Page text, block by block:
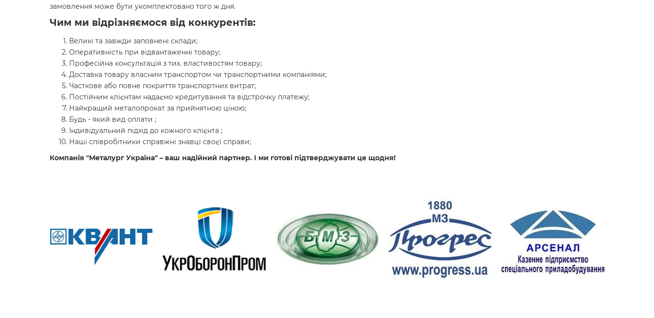
замовлення може бути укомплектовано того ж дня.
Чим ми відрізняємося від конкурентів:
Великі та завжди заповнені склади;
Оперативність при відвантаженні товару;
Професійна консультація з тих. властивостям товару;
Доставка товару власним транспортом чи транспортними компаніями;
Часткове або повне покриття транспортних витрат;
Постійним клієнтам надаємо кредитування та відстрочку платежу;
Найкращий металопрокат за прийнятною ціною;
Будь - який вид оплати ;
Індивідуальний підхід до кожного клієнта ;
Наші співробітники справжні знавці своєї справи;
Компанія "Металург Україна" – ваш надійний партнер. І ми готові підтверджувати це щодня!